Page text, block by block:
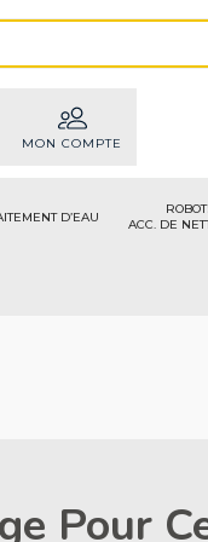
MON COMPTE
D’EAU
ACC. DE
Pour